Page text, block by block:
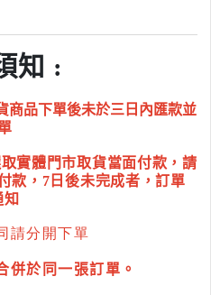
知 :
商品下單後未於三日內匯款並
實體門市取貨當面付款，請
款，7日後未完成者，訂單
請分開下單
併於同一張訂單。